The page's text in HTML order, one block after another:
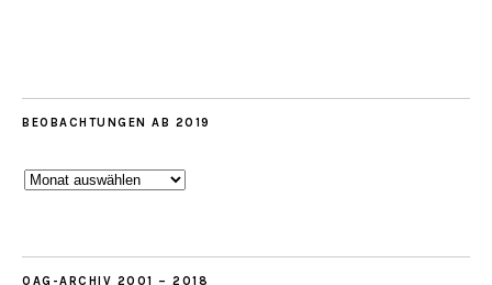
BEOBACHTUNGEN AB 2019
Beobachtungen
OAG-ARCHIV 2001 – 2018